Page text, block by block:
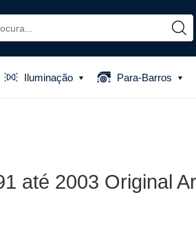
Iluminação Para-Barros
até 2003 Original